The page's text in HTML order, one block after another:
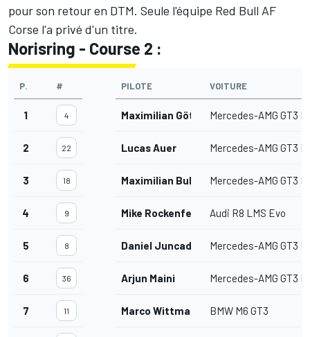
pour son retour en DTM. Seule l'équipe Red Bull AF
Corse l'a privé d'un titre.
Norisring - Course 2 :
P. # PILOTE VOITURE
1 4 Maximilian Götz Mercedes-AMG GT3
2 22 Lucas Auer Mercedes-AMG GT3
3 18 Maximilian Buhk Mercedes-AMG GT3
4 9 Mike Rockenfeller Audi R8 LMS Evo
5 8 Daniel Juncadella Mercedes-AMG GT3
6 36 Arjun Maini Mercedes-AMG GT3
7 11 Marco Wittmann BMW M6 GT3